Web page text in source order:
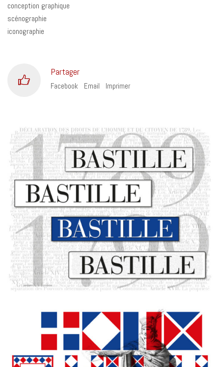
conception graphique
scénographie
iconographie
Partager
Facebook Email Imprimer